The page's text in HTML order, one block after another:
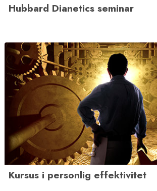
Hubbard Dianetics seminar
Kursus i personlig effektivitet